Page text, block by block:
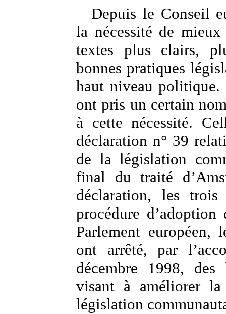
Depuis le Conseil
la nécessité de
textes plus clairs,
bonnes pratiques
haut niveau
ont pris un certain
à cette nécessité.
déclaration n° 39
de la législation
final du traité
déclaration, les
procédure d’adoption
Parlement
ont arrêté, par
décembre 1998, des
visant à améliorer
législation